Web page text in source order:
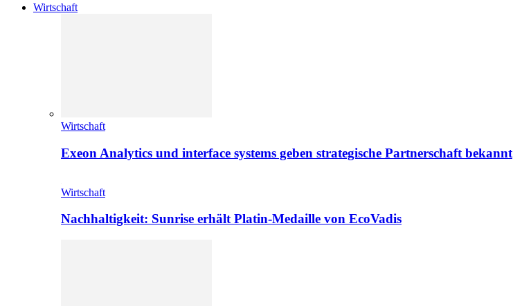
Wirtschaft
Wirtschaft
Exeon Analytics und interface systems geben strategische Partnerschaft bekannt
Wirtschaft
Nachhaltigkeit: Sunrise erhält Platin-Medaille von EcoVadis